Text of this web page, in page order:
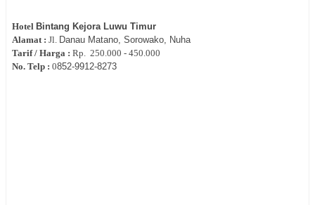
Hotel Bintang Kejora Luwu Timur
Alamat : Jl. Danau Matano, Sorowako, Nuha
Tarif / Harga : Rp. 250.000 - 450.000
No. Telp : 0852-9912-8273